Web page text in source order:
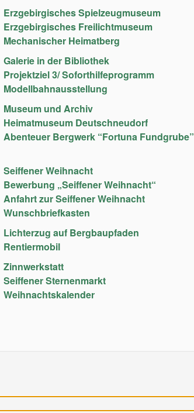
Erzgebirgisches Spielzeugmuseum
Erzgebirgisches Freilichtmuseum
Mechanischer Heimatberg
Galerie in der Bibliothek
Projektziel 3/ Soforthilfeprogramm
Modellbahnausstellung
Museum und Archiv
Heimatmuseum Deutschneudorf
Abenteuer Bergwerk “Fortuna Fundgrube”
Seiffener Weihnacht
Bewerbung „Seiffener Weihnacht“
Anfahrt zur Seiffener Weihnacht
Wunschbriefkasten
Lichterzug auf Bergbaupfaden
Rentiermobil
Zinnwerkstatt
Seiffener Sternenmarkt
Weihnachtskalender